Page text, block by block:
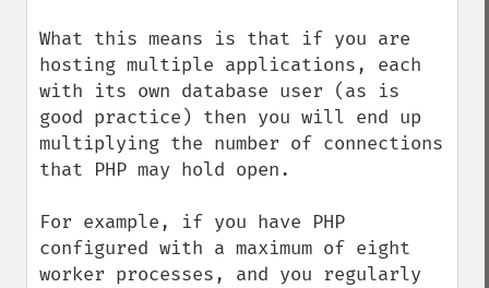
What this means is that if you are
hosting multiple applications, each
with its own database user (as is
good practice) then you will end up
multiplying the number of connections
that PHP may hold open.
For example, if you have PHP
configured with a maximum of eight
worker processes, and you regularly